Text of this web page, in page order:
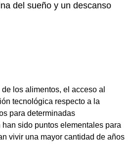
del sueño y un descanso
los alimentos, el acceso al
tecnológica respecto a la
para determinadas
sido puntos elementales para
vivir una mayor cantidad de años